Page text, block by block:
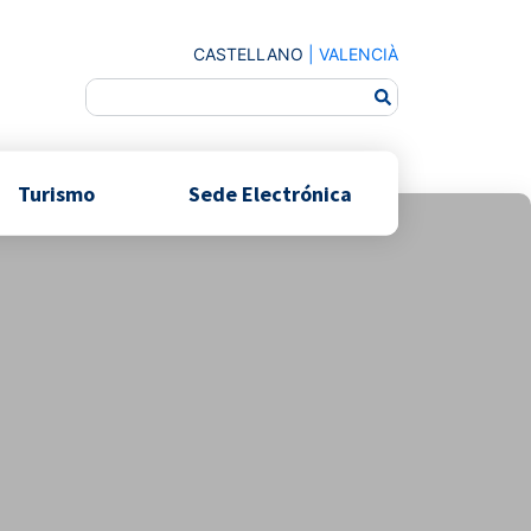
CASTELLANO VALENCIÀ
Turismo Sede Electrónica